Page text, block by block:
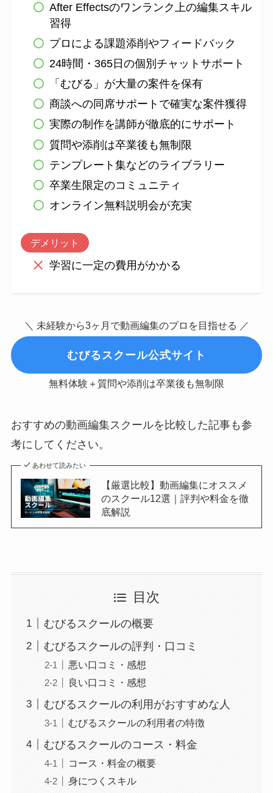
After Effectsのワンランク上の編集スキル
習得
プロによる課題添削やフィードバック
24時間・365日の個別チャットサポート
「むびる」が大量の案件を保有
商談への同席サポートで確実な案件獲得
実際の制作を講師が徹底的にサポート
質問や添削は卒業後も無制限
テンプレート集などのライブラリー
卒業生限定のコミュニティ
オンライン無料説明会が充実
デメリット
学習に一定の費用がかかる
＼ 未経験から3ヶ月で動画編集のプロを目指せる ／
むびるスクール公式サイト
無料体験＋質問や添削は卒業後も無制限
おすすめの動画編集スクールを比較した記事も参
考にしてください。
あわせて読みたい
【厳選比較】動画編集にオススメ
のスクール12選｜評判や料金を徹
底解説
目次
むびるスクールの概要
むびるスクールの評判・口コミ
悪い口コミ・感想
良い口コミ・感想
むびるスクールの利用がおすすめな人
むびるスクールの利用者の特徴
むびるスクールのコース・料金
コース・料金の概要
身につくスキル